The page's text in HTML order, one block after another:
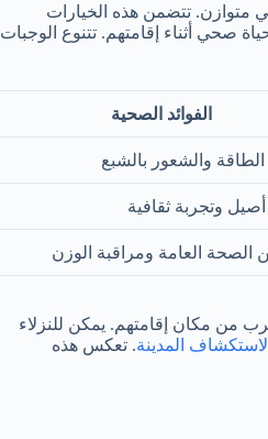
متوازن. تتضمن هذه الخيارات
صحي أثناء إقامتهم. تتنوع الوجبات
الفوائد الصحية
الطاقة والشعور بالشبع
وتجربة ثقافية
الصحة العامة ومراقبة الوزن
من مكان إقامتهم. يمكن للنزلاء
المدينة. تعكس هذه